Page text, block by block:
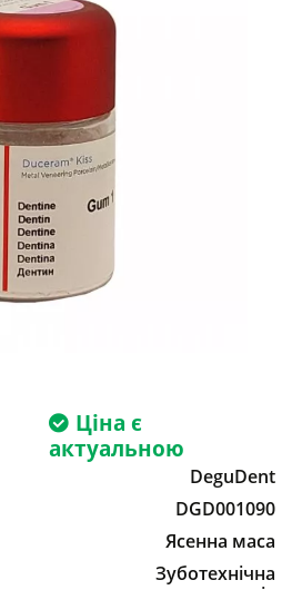
Ціна є
актуальною
DeguDent
DGD001090
Ясенна маса
Зуботехнічна